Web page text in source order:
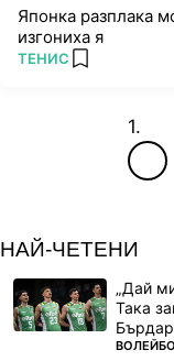
Японка разплака
изгониха я
ПОВЕЧЕ ОТ
ТЕНИС add favorites
НАЙ-ЧЕТЕНИ
„Дай
Така
ПОВЕЧЕ